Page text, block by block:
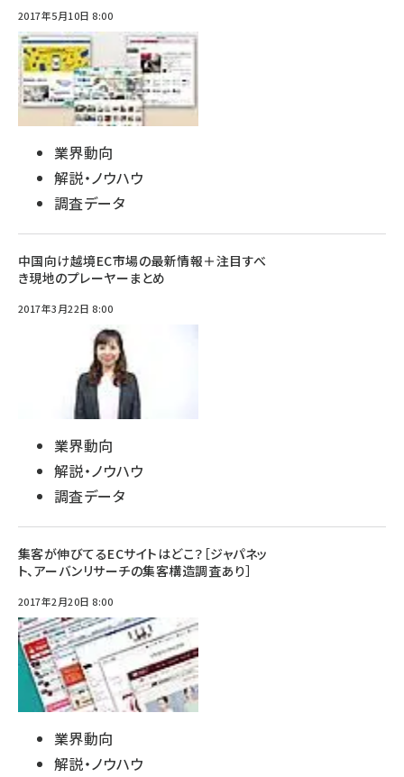
2017年5月10日 8:00
業界動向
解説・ノウハウ
調査データ
中国向け越境EC市場の最新情報＋注目すべ
き現地のプレーヤーまとめ
2017年3月22日 8:00
業界動向
解説・ノウハウ
調査データ
集客が伸びてるECサイトはどこ？［ジャパネッ
ト、アーバンリサーチの集客構造調査あり］
2017年2月20日 8:00
業界動向
解説・ノウハウ